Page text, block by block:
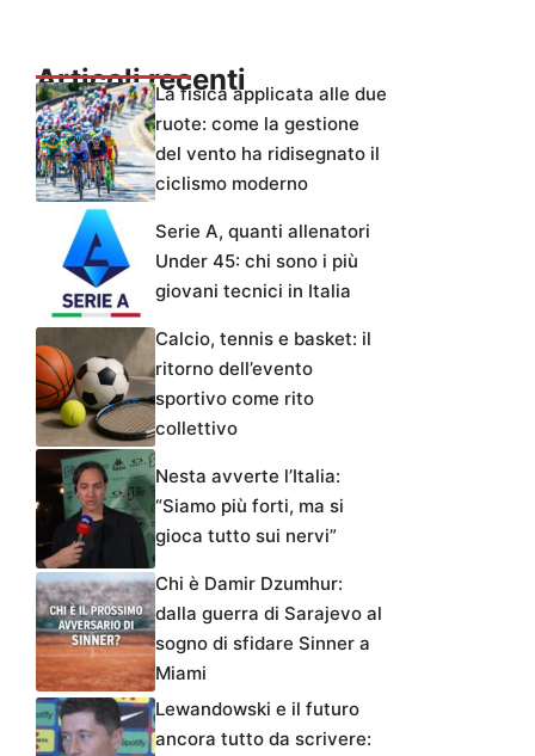
Articoli recentiLa fisica applicata alle due
ruote: come la gestione
del vento ha ridisegnato il
ciclismo moderno
Serie A, quanti allenatori
Under 45: chi sono i più
giovani tecnici in Italia
Calcio, tennis e basket: il
ritorno dell’evento
sportivo come rito
collettivo
Nesta avverte l’Italia:
“Siamo più forti, ma si
gioca tutto sui nervi”
Chi è Damir Dzumhur:
dalla guerra di Sarajevo al
sogno di sfidare Sinner a
Miami
Lewandowski e il futuro
ancora tutto da scrivere: